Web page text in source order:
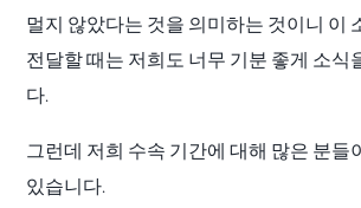
멀지 않았다는 것을 의미하는 것이니 이
전달할 때는 저희도 너무 기분 좋게 소식
다.
그런데 저희 수속 기간에 대해 많은 분들
있습니다.